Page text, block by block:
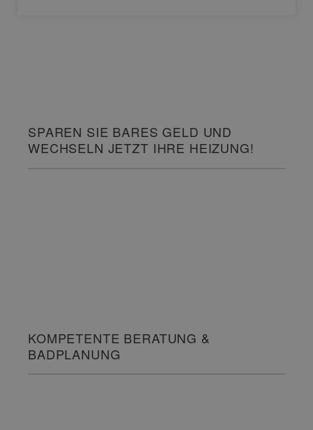
SPAREN SIE BARES GELD UND
WECHSELN JETZT IHRE HEIZUNG!
KOMPETENTE BERATUNG &
BADPLANUNG